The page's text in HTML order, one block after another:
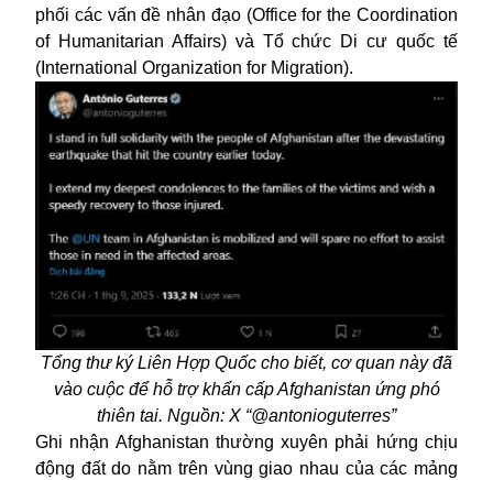
phối các vấn đề nhân đạo (Office for the Coordination
of Humanitarian Affairs) và Tổ chức Di cư quốc tế
(International Organization for Migration).
Tổng thư ký Liên Hợp Quốc cho biết, cơ quan này đã
vào cuộc để hỗ trợ khẩn cấp Afghanistan ứng phó
thiên tai. Nguồn: X “@antonioguterres”
Ghi nhận Afghanistan thường xuyên phải hứng chịu
động đất do nằm trên vùng giao nhau của các mảng